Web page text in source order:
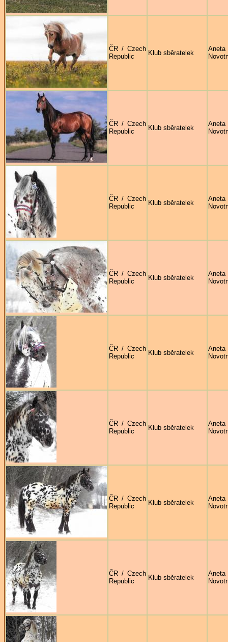
ČR / Czech
Republic
Klub sběratelek
Aneta
ČR / Czech
Republic
Klub sběratelek
Aneta
ČR / Czech
Republic
Klub sběratelek
Aneta
ČR / Czech
Republic
Klub sběratelek
Aneta
ČR / Czech
Republic
Klub sběratelek
Aneta
ČR / Czech
Republic
Klub sběratelek
Aneta
ČR / Czech
Republic
Klub sběratelek
Aneta
ČR / Czech
Republic
Klub sběratelek
Aneta